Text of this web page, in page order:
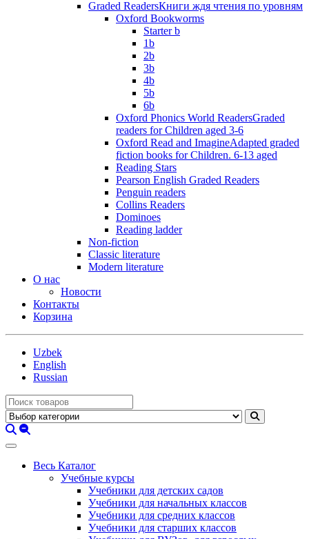
Graded ReadersКниги ждя чтения по уровням
Oxford Bookworms
Starter b
1b
2b
3b
4b
5b
6b
Oxford Phonics World ReadersGraded
readers for Children aged 3-6
Oxford Read and ImagineAdapted graded
fiction books for Children. 6-13 aged
Reading Stars
Pearson English Graded Readers
Penguin readers
Collins Readers
Dominoes
Reading ladder
Non-fiction
Classic literature
Modern literature
О нас
Новости
Контакты
Корзина
Uzbek
English
Russian
Весь Каталог
Учебные курсы
Учебники для детских садов
Учебники для начальных классов
Учебники для средних классов
Учебники для старших классов